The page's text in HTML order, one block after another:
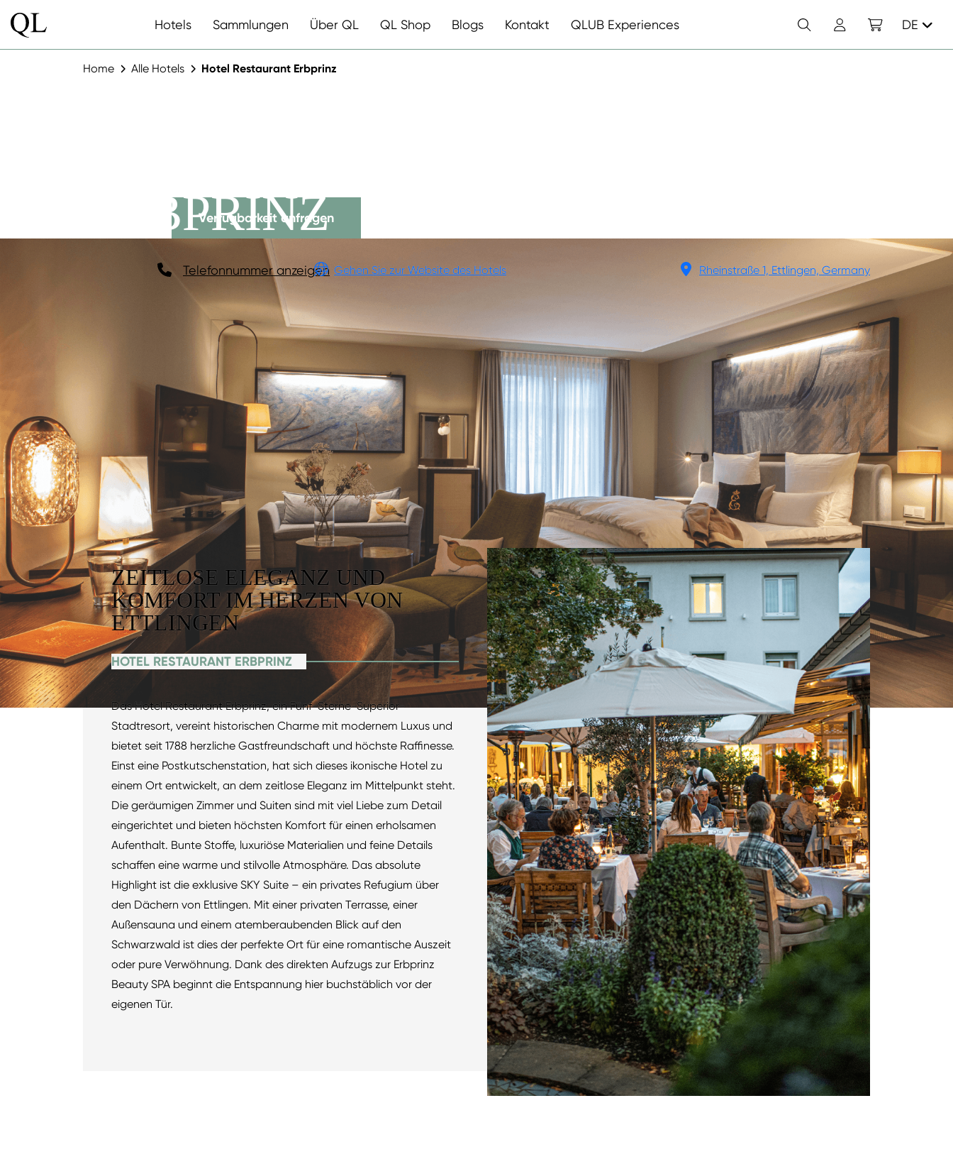
Hotels Sammlungen Über QL QL Shop Blogs Kontakt QLUB Experiences DE
Home Alle Hotels Hotel Restaurant Erbprinz
ERBPRINZ
Telefonnummer anzeigen Gehen Sie zur Website des Hotels Rheinstraße 1, Ettlingen, Germany
Verfügbarkeit anfragen
ZEITLOSE ELEGANZ UND
KOMFORT IM HERZEN VON
ETTLINGEN
HOTEL RESTAURANT ERBPRINZ
Das Hotel Restaurant Erbprinz, ein Fünf-Sterne-Superior-
Stadtresort, vereint historischen Charme mit modernem Luxus und
bietet seit 1788 herzliche Gastfreundschaft und höchste Raffinesse.
Einst eine Postkutschenstation, hat sich dieses ikonische Hotel zu
einem Ort entwickelt, an dem zeitlose Eleganz im Mittelpunkt steht.
Die geräumigen Zimmer und Suiten sind mit viel Liebe zum Detail
eingerichtet und bieten höchsten Komfort für einen erholsamen
Aufenthalt. Bunte Stoffe, luxuriöse Materialien und feine Details
schaffen eine warme und stilvolle Atmosphäre. Das absolute
Highlight ist die exklusive SKY Suite – ein privates Refugium über
den Dächern von Ettlingen. Mit einer privaten Terrasse, einer
Außensauna und einem atemberaubenden Blick auf den
Schwarzwald ist dies der perfekte Ort für eine romantische Auszeit
oder pure Verwöhnung. Dank des direkten Aufzugs zur Erbprinz
Beauty SPA beginnt die Entspannung hier buchstäblich vor der
eigenen Tür.